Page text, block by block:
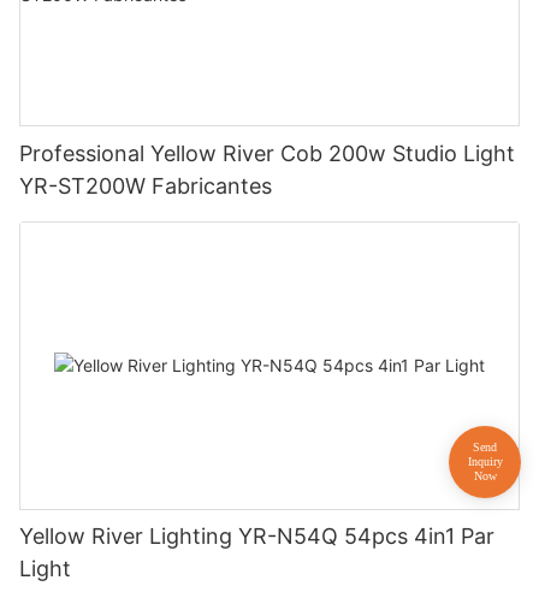
Professional Yellow River Cob 200w Studio Light
YR-ST200W Fabricantes
Yellow River Lighting YR-N54Q 54pcs 4in1 Par
Light